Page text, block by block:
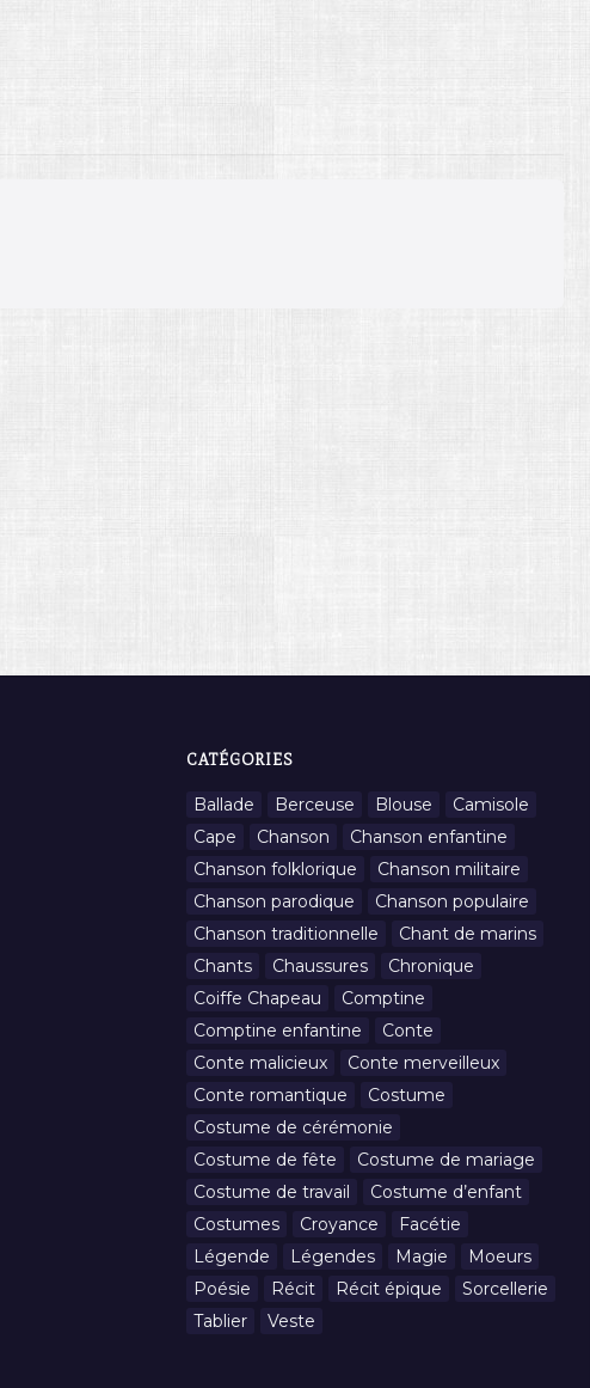
CATÉGORIES
Ballade Berceuse Blouse
Camisole
Cape
Chanson
Chanson enfantine
Chanson folklorique
Chanson militaire
Chanson parodique
Chanson populaire
Chanson traditionnelle
Chant de marins
Chants
Chaussures
Chronique
Coiffe Chapeau
Comptine
Comptine enfantine
Conte
Conte malicieux
Conte merveilleux
Conte romantique
Costume
Costume de cérémonie
Costume de fête
Costume de mariage
Costume de travail
Costume d’enfant
Costumes
Croyance
Facétie
Légende
Légendes Magie
Moeurs
Poésie
Récit Récit épique
Sorcellerie
Tablier
Veste